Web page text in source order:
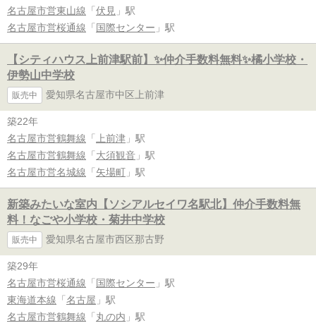
名古屋市営東山線 「 伏見 」駅
名古屋市営桜通線 「 国際センター 」駅
【シティハウス上前津駅前】✨️仲介手数料無料✨️橘小学校・
伊勢山中学校
販売中 愛知県名古屋市中区上前津
築22年
名古屋市営鶴舞線 「 上前津 」駅
名古屋市営鶴舞線 「 大須観音 」駅
名古屋市営名城線 「 矢場町 」駅
新築みたいな室内【ソシアルセイワ名駅北】仲介手数料無
料！なごや小学校・菊井中学校
販売中 愛知県名古屋市西区那古野
築29年
名古屋市営桜通線 「 国際センター 」駅
東海道本線 「 名古屋 」駅
名古屋市営鶴舞線 「 丸の内 」駅